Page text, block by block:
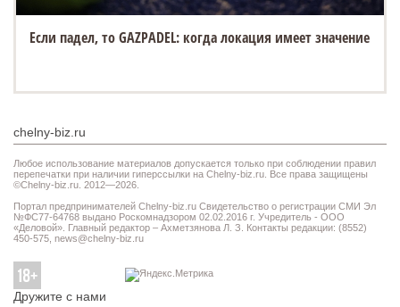
Если падел, то GAZPADEL: когда локация имеет значение
chelny-biz.ru
Любое использование материалов допускается только при соблюдении правил
перепечатки при наличии гиперссылки на Chelny-biz.ru. Все права защищены
©Chelny-biz.ru. 2012—2026.
Портал предпринимателей Chelny-biz.ru Свидетельство о регистрации СМИ Эл
№ФС77-64768 выдано Роскомнадзором 02.02.2016 г. Учредитель - ООО
«Деловой». Главный редактор – Ахметзянова Л. З. Контакты редакции: (8552)
450-575, news@chelny-biz.ru
Дружите с нами